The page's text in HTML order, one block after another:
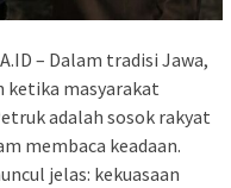
– Dalam tradisi Jawa,
ketika masyarakat
adalah sosok rakyat
membaca keadaan.
jelas: kekuasaan